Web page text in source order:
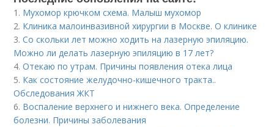
1. Мухомор крючком схема. Малыш мухомор
2. Клиника малоинвазивной хирургии в Москве. О клинике
3.Со скольки лет можно ходить на лазерную эпиляцию.
Можно ли делать лазерную эпиляцию в 17 лет?
4.Отекаю по утрам. Причины появления отека лица
5. Как состояние желудочно-кишечного тракта..
Обследования ЖКТ
6. Воспаление верхнего и нижнего века. Определение
болезни. Причины заболевания